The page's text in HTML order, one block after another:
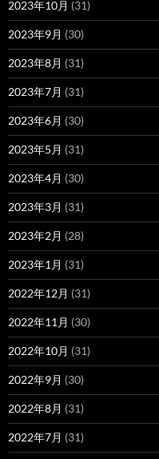
2023年10月 (31)
2023年9月 (30)
2023年8月 (31)
2023年7月 (31)
2023年6月 (30)
2023年5月 (31)
2023年4月 (30)
2023年3月 (31)
2023年2月 (28)
2023年1月 (31)
2022年12月 (31)
2022年11月 (30)
2022年10月 (31)
2022年9月 (30)
2022年8月 (31)
2022年7月 (31)